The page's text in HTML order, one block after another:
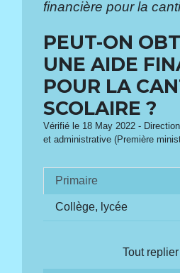
financière pour la
PEUT-ON
UNE AIDE
POUR LA
SCOLAIRE ?
Vérifié le 18 May 2022 -
et administrative (Première
Primaire
Collège, lycée
Tout replier